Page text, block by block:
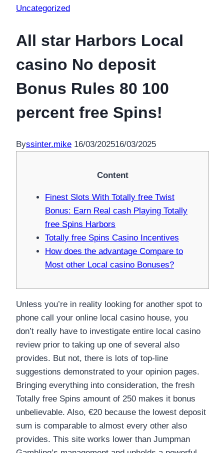
Uncategorized
All star Harbors Local
casino No deposit
Bonus Rules 80 100
percent free Spins!
Byssinter.mike 16/03/202516/03/2025
Content
Finest Slots With Totally free Twist
Bonus: Earn Real cash Playing Totally
free Spins Harbors
Totally free Spins Casino Incentives
How does the advantage Compare to
Most other Local casino Bonuses?
Unless you’re in reality looking for another spot to
phone call your online local casino house, you
don’t really have to investigate entire local casino
review prior to taking up one of several also
provides. But not, there is lots of top-line
suggestions demonstrated to your opinion pages.
Bringing everything into consideration, the fresh
Totally free Spins amount of 250 makes it bonus
unbelievable. Also, €20 because the lowest deposit
sum is comparable to almost every other also
provides. This site works lower than Jumpman